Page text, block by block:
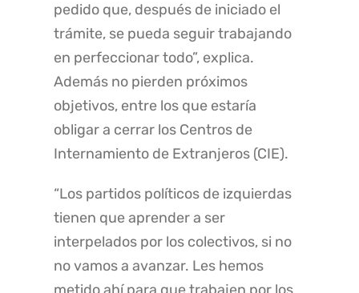
pedido que, después de iniciado el
trámite, se pueda seguir trabajando
en perfeccionar todo”, explica.
Además no pierden próximos
objetivos, entre los que estaría
obligar a cerrar los Centros de
Internamiento de Extranjeros (CIE).
“Los partidos políticos de izquierdas
tienen que aprender a ser
interpelados por los colectivos, si no
no vamos a avanzar. Les hemos